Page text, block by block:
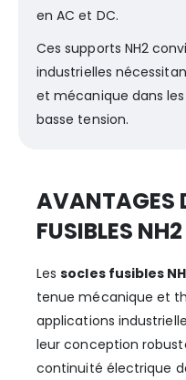
en AC et DC.
Ces supports NH2
industrielles
et mécanique dans
basse tension.
AVANTAGES
FUSIBLES NH2
Lessocles fusibles
tenue mécanique et
applications
leur conception
continuité électrique